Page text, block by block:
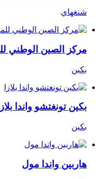
شنغهاي
مركز الصين الوطني
بكين
بكين تونغتشو واندا بلازا
بكين
هاربين واندا مول